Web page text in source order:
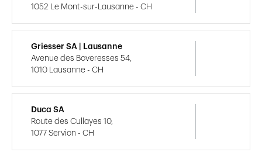
1052 Le Mont-sur-Lausanne - CH
Griesser SA | Lausanne
Avenue des Boveresses 54,
1010 Lausanne - CH
Duca SA
Route des Cullayes 10,
1077 Servion - CH